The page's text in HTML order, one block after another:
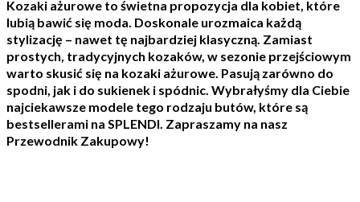
Kozaki ażurowe to świetna propozycja dla kobiet, które
lubią bawić się moda. Doskonale urozmaica każdą
stylizację – nawet tę najbardziej klasyczną. Zamiast
prostych, tradycyjnych kozaków, w sezonie przejściowym
warto skusić się na kozaki ażurowe. Pasują zarówno do
spodni, jak i do sukienek i spódnic. Wybrałyśmy dla Ciebie
najciekawsze modele tego rodzaju butów, które są
bestsellerami na SPLENDI. Zapraszamy na nasz
Przewodnik Zakupowy!